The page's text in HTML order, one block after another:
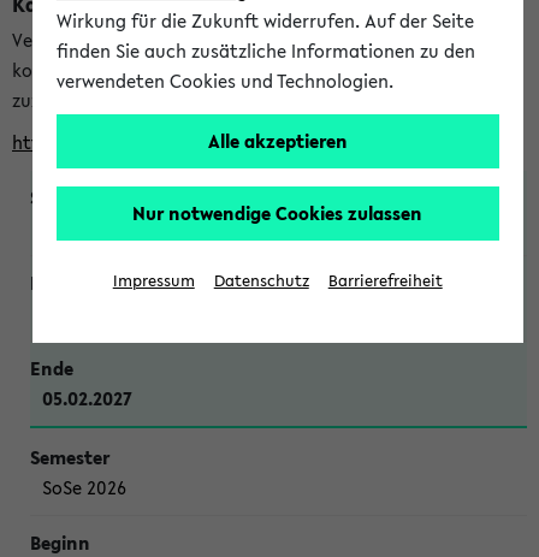
Verwenden Sie die folgende Adresse, um mit einer
kompatiblen Kalenderanwendung auf die Vorlesungszeiten
zuzugreifen (nähere Informationen
finden Sie hier
https://ekvv.uni-bielefeld.de/ws/calendar?vz
WiSe 2026/2027
05.02.2027
SoSe 2026
Wirkung für die Zukunft widerrufen. Auf der Seite
finden Sie auch zusätzliche Informationen zu den
verwendeten Cookies und Technologien.
Alle akzeptieren
Nur notwendige Cookies zulassen
Impressum Datenschutz Barrierefreiheit